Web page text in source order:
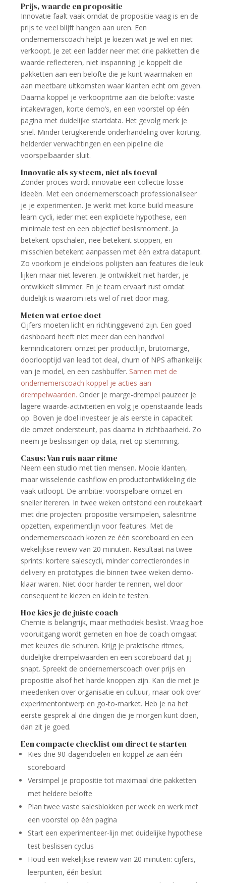
Prijs, waarde en propositie
Innovatie faalt vaak omdat de propositie vaag is en de
prijs te veel blijft hangen aan uren. Een
ondernemerscoach helpt je kiezen wat je wel en niet
verkoopt. Je zet een ladder neer met drie pakketten die
waarde reflecteren, niet inspanning. Je koppelt die
pakketten aan een belofte die je kunt waarmaken en
aan meetbare uitkomsten waar klanten echt om geven.
Daarna koppel je verkoopritme aan die belofte: vaste
intakevragen, korte demo’s, en een voorstel op één
pagina met duidelijke startdata. Het gevolg merk je
snel. Minder terugkerende onderhandeling over korting,
helderder verwachtingen en een pipeline die
voorspelbaarder sluit.
Innovatie als systeem, niet als toeval
Zonder proces wordt innovatie een collectie losse
ideeën. Met een ondernemerscoach professionaliseer
je je experimenten. Je werkt met korte build measure
learn cycli, ieder met een expliciete hypothese, een
minimale test en een objectief beslismoment. Ja
betekent opschalen, nee betekent stoppen, en
misschien betekent aanpassen met één extra datapunt.
Zo voorkom je eindeloos polijsten aan features die leuk
lijken maar niet leveren. Je ontwikkelt niet harder, je
ontwikkelt slimmer. En je team ervaart rust omdat
duidelijk is waarom iets wel of niet door mag.
Meten wat ertoe doet
Cijfers moeten licht en richtinggevend zijn. Een goed
dashboard heeft niet meer dan een handvol
kernindicatoren: omzet per productlijn, brutomarge,
doorlooptijd van lead tot deal, churn of NPS afhankelijk
van je model, en een cashbuffer. Samen met de
ondernemerscoach koppel je acties aan
drempelwaarden. Onder je marge-drempel pauzeer je
lagere waarde-activiteiten en volg je openstaande leads
op. Boven je doel investeer je als eerste in capaciteit
die omzet ondersteunt, pas daarna in zichtbaarheid. Zo
neem je beslissingen op data, niet op stemming.
Casus: Van ruis naar ritme
Neem een studio met tien mensen. Mooie klanten,
maar wisselende cashflow en productontwikkeling die
vaak uitloopt. De ambitie: voorspelbare omzet en
sneller itereren. In twee weken ontstond een routekaart
met drie projecten: propositie versimpelen, salesritme
opzetten, experimentlijn voor features. Met de
ondernemerscoach kozen ze één scoreboard en een
wekelijkse review van 20 minuten. Resultaat na twee
sprints: kortere salescycli, minder correctierondes in
delivery en prototypes die binnen twee weken demo-
klaar waren. Niet door harder te rennen, wel door
consequent te kiezen en klein te testen.
Hoe kies je de juiste coach
Chemie is belangrijk, maar methodiek beslist. Vraag hoe
vooruitgang wordt gemeten en hoe de coach omgaat
met keuzes die schuren. Krijg je praktische ritmes,
duidelijke drempelwaarden en een scoreboard dat jij
snapt. Spreekt de ondernemerscoach over prijs en
propositie alsof het harde knoppen zijn. Kan die met je
meedenken over organisatie en cultuur, maar ook over
experimentontwerp en go-to-market. Heb je na het
eerste gesprek al drie dingen die je morgen kunt doen,
dan zit je goed.
Een compacte checklist om direct te starten
Kies drie 90-dagendoelen en koppel ze aan één
scoreboard
Versimpel je propositie tot maximaal drie pakketten
met heldere belofte
Plan twee vaste salesblokken per week en werk met
een voorstel op één pagina
Start een experimenteer-lijn met duidelijke hypothese
test beslissen cyclus
Houd een wekelijkse review van 20 minuten: cijfers,
leerpunten, één besluit